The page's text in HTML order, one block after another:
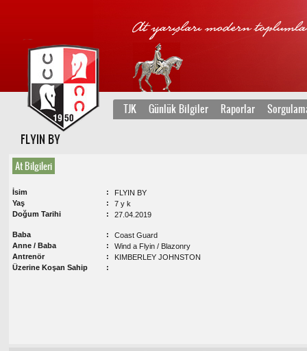
TJK Günlük Bilgiler Raporlar
FLYIN BY
At Bilgileri
İsim
FLYIN BY
Yaş
7 y k
Doğum Tarihi
27.04.2019
Baba
Coast Guard
Anne / Baba
Wind a Flyin / Blazonry
Antrenör
KIMBERLEY JOHNSTON
Üzerine Koşan Sahip